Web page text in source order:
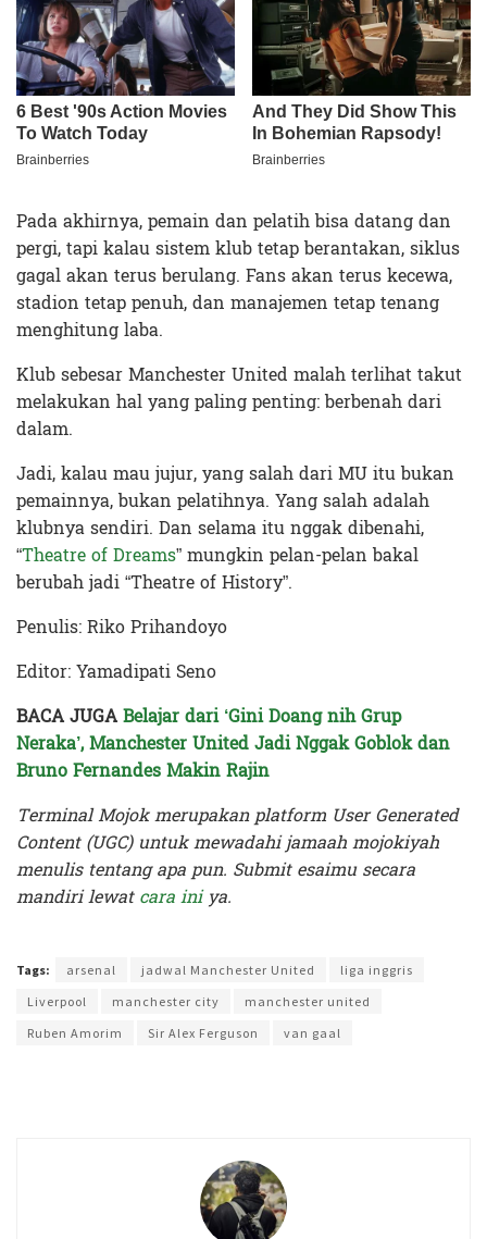
Pada akhirnya, pemain dan pelatih bisa datang dan
pergi, tapi kalau sistem klub tetap berantakan, siklus
gagal akan terus berulang. Fans akan terus kecewa,
stadion tetap penuh, dan manajemen tetap tenang
menghitung laba.
Klub sebesar Manchester United malah terlihat takut
melakukan hal yang paling penting: berbenah dari
dalam.
Jadi, kalau mau jujur, yang salah dari MU itu bukan
pemainnya, bukan pelatihnya. Yang salah adalah
klubnya sendiri. Dan selama itu nggak dibenahi,
“Theatre of Dreams” mungkin pelan-pelan bakal
berubah jadi “Theatre of History”.
Penulis: Riko Prihandoyo
Editor: Yamadipati Seno
BACA JUGABelajar dari ‘Gini Doang nih Grup
Neraka’, Manchester United Jadi Nggak Goblok dan
Bruno Fernandes Makin Rajin
Terminal Mojok merupakan platform User Generated
Content (UGC) untuk mewadahi jamaah mojokiyah
menulis tentang apa pun. Submit esaimu secara
mandiri lewatcara iniya.
Tags: arsenal jadwal Manchester United
liga inggris
Liverpool
manchester city
manchester united
Ruben Amorim
Sir Alex Ferguson van gaal